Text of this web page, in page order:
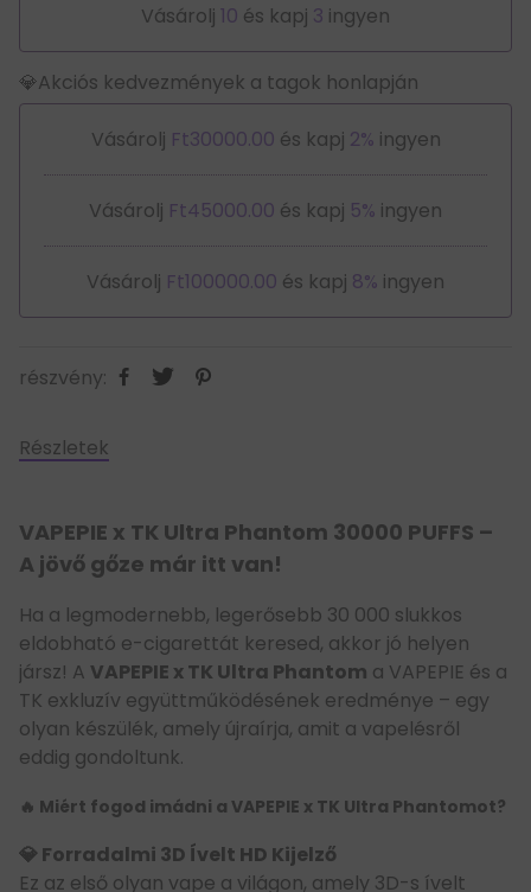
Vásárolj 10 és kapj 3 ingyen
💎Akciós kedvezmények a tagok honlapján
Vásárolj Ft30000.00 és kapj 2% ingyen
Vásárolj Ft45000.00 és kapj 5% ingyen
Vásárolj Ft100000.00 és kapj 8% ingyen
részvény:
Részletek
VAPEPIE x TK Ultra Phantom 30000 PUFFS –
A jövő gőze már itt van!
Ha a legmodernebb, legerősebb 30 000 slukkos
eldobható e-cigarettát keresed, akkor jó helyen
jársz! A VAPEPIE x TK Ultra Phantom a VAPEPIE és a
TK exkluzív együttműködésének eredménye – egy
olyan készülék, amely újraírja, amit a vapelésről
eddig gondoltunk.
🔥 Miért fogod imádni a VAPEPIE x TK Ultra Phantomot?
💎 Forradalmi 3D Ívelt HD Kijelző
Ez az első olyan vape a világon, amely 3D-s ívelt